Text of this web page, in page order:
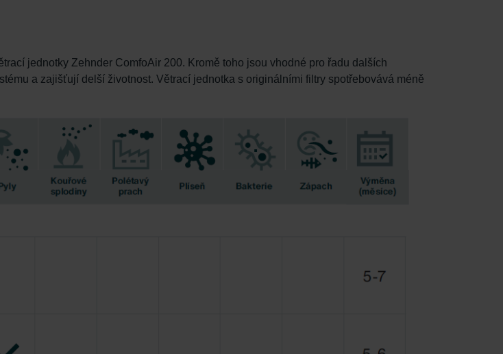
jednotky Zehnder ComfoAir 200. Kromě toho jsou vhodné pro řadu dalších
a zajišťují delší životnost. Větrací jednotka s originálními filtry spotřebovává méně